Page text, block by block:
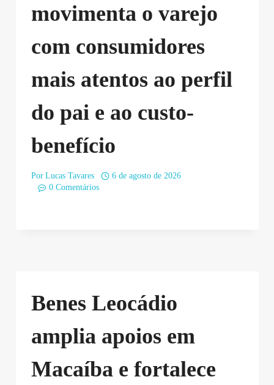
movimenta o varejo
com consumidores
mais atentos ao perfil
do pai e ao custo-
benefício
Por Lucas Tavares
6 de agosto de 2026
0 Comentários
Benes Leocádio
amplia apoios em
Macaíba e fortalece